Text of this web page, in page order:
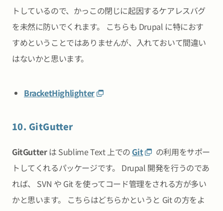
トしているので、かっこの閉じに起因するケアレスバグ
を未然に防いでくれます。 こちらも Drupal に特におす
すめということではありませんが、入れておいて間違い
はないかと思います。
BracketHighlighter
10. GitGutter
GitGutterは Sublime Text 上での Git
の利用をサポー
トしてくれるパッケージです。 Drupal 開発を行うのであ
れば、 SVN や Git を使ってコード管理をされる方が多い
かと思います。 こちらはどちらかというと Git の方をよ